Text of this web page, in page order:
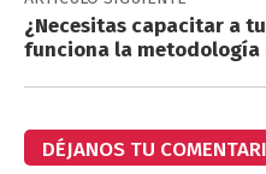
¿Necesitas capacitar a
funciona la metodología
DÉJANOS TU